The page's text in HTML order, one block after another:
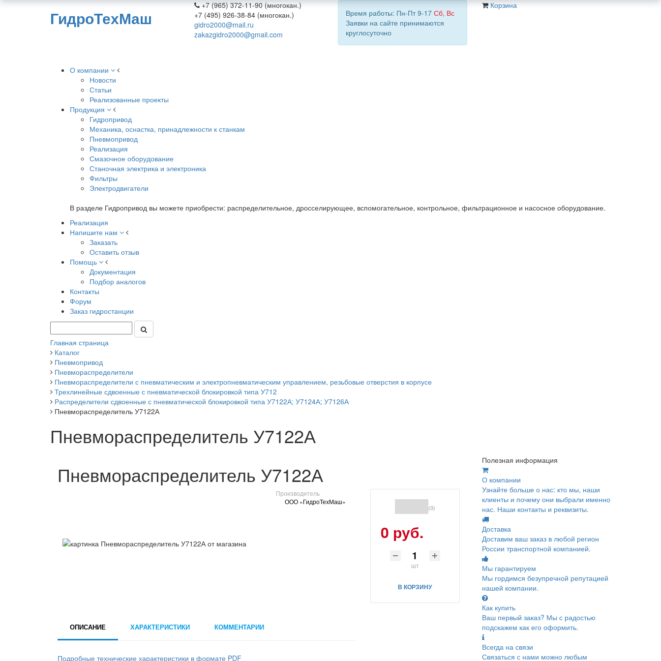
ГидроТехМаш
+7 (965) 372-11-90 (многокан.)
+7 (495) 926-38-84 (многокан.)
gidro2000@mail.ru
zakazgidro2000@gmail.com
Время работы: Пн-Пт 9-17 Сб, Вс
Заявки на сайте принимаются
круглосуточно
Корзина
О компании
Новости
Статьи
Реализованные проекты
Продукция
Гидропривод
Механика, оснастка, принадлежности к станкам
Пневмопривод
Реализация
Смазочное оборудование
Станочная электрика и электроника
Фильтры
Электродвигатели
В разделе Гидропривод вы можете приобрести: распределительное, дросселирующее, вспомогательное, контрольное, фильтрационное и насосное оборудование.
Реализация
Напишите нам
Заказать
Оставить отзыв
Помощь
Документация
Подбор аналогов
Контакты
Форум
Заказ гидростанции
Главная страница
Каталог
Пневмопривод
Пневмораспределители
Пневмораспределители с пневматическим и электропневматическим управлением, резьбовые отверстия в корпусе
Трехлинейные сдвоенные с пневматической блокировкой типа У712
Распределители сдвоенные с пневматической блокировкой типа У7122А; У7124А; У7126А
Пневмораспределитель У7122А
Пневмораспределитель У7122А
Пневмораспределитель У7122А
Производитель
ООО «ГидроТехМаш»
(0)
0 руб.
шт
В КОРЗИНУ
ОПИСАНИЕ ХАРАКТЕРИСТИКИ КОММЕНТАРИИ
Подробные технические характеристики в формате PDF
Полезная информация
О компании
Узнайте больше о нас: кто мы, наши
клиенты и почему они выбрали именно
нас. Наши контакты и реквизиты.
Доставка
Доставим ваш заказ в любой регион
России транспортной компанией.
Мы гарантируем
Мы гордимся безупречной репутацией
нашей компании.
Как купить
Ваш первый заказ? Мы с радостью
подскажем как его оформить.
Всегда на связи
Связаться с нами можно любым